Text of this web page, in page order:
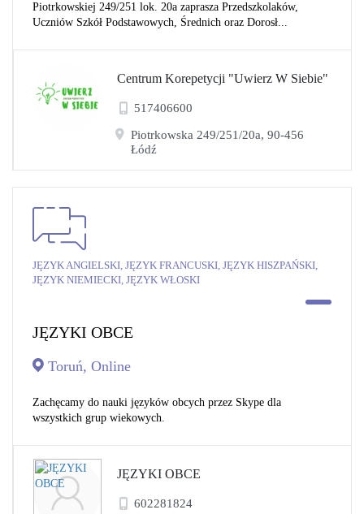
Piotrkowskiej 249/251 lok. 20a zaprasza Przedszkolaków,
Uczniów Szkół Podstawowych, Średnich oraz Dorosł...
Centrum Korepetycji "Uwierz W Siebie"
517406600
Piotrkowska 249/251/20a, 90-456
Łódź
JĘZYK ANGIELSKI, JĘZYK FRANCUSKI, JĘZYK HISZPAŃSKI,
JĘZYK NIEMIECKI, JĘZYK WŁOSKI
JĘZYKI OBCE
Toruń, Online
Zachęcamy do nauki języków obcych przez Skype dla
wszystkich grup wiekowych.
JĘZYKI OBCE
602281824